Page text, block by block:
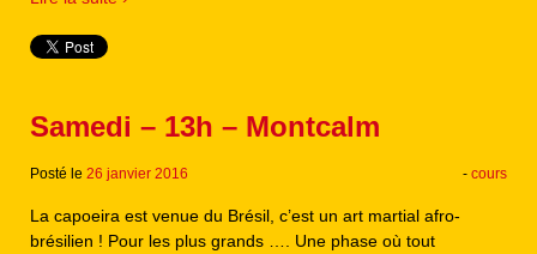
Samedi – 13h – Montcalm
Posté le 26 janvier 2016 - cours
La capoeira est venue du Brésil, c’est un art martial afro-
brésilien ! Pour les plus grands …. Une phase où tout